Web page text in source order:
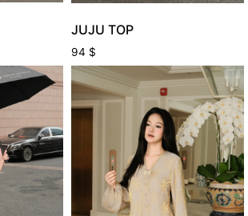
JUJU TOP
94 $